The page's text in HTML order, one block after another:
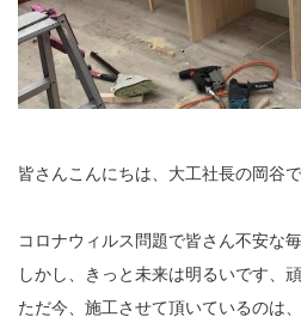
皆さんこんにちは、大工社長の岡谷で
コロナウィルス問題で皆さん不安な
しかし、きっと未来は明るいです、
ただ今、施工させて頂いているのは